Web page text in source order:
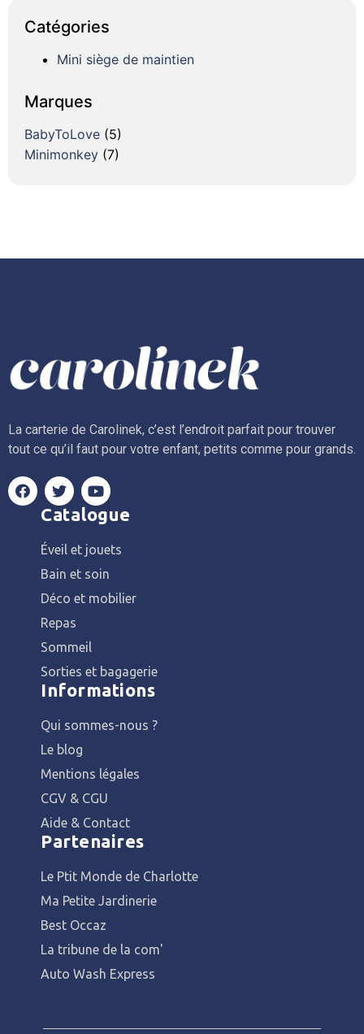
Catégories
Mini siège de maintien
Marques
BabyToLove (5)
Minimonkey (7)
La carterie de Carolinek, c’est l’endroit parfait pour trouver
tout ce qu’il faut pour votre enfant, petits comme pour grands.
Catalogue
Éveil et jouets
Bain et soin
Déco et mobilier
Repas
Sommeil
Sorties et bagagerie
Informations
Qui sommes-nous ?
Le blog
Mentions légales
CGV & CGU
Aide & Contact
Partenaires
Le Ptit Monde de Charlotte
Ma Petite Jardinerie
Best Occaz
La tribune de la com'
Auto Wash Express